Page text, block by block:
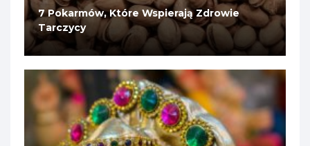
7 Pokarmów, Które Wspierają Zdrowie
Tarczycy